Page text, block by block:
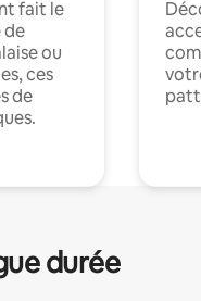
fait le
de
ou
ces
de
durée